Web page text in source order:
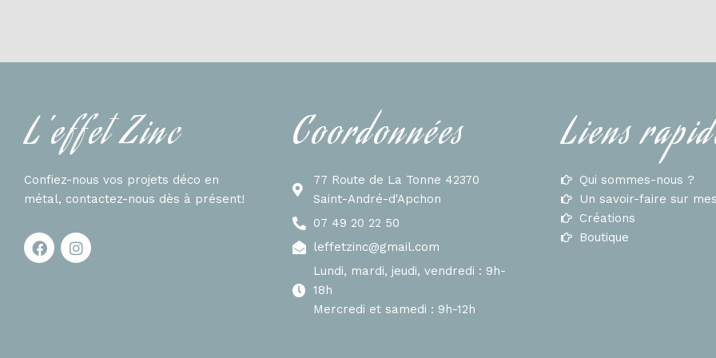
L'effet Zinc
Confiez-nous vos projets déco en
métal, contactez-nous dès à présent!
Coordonnées
77 Route de La Tonne 42370
Saint-André-d'Apchon
07 49 20 22 50
leffetzinc@gmail.com
Lundi, mardi, jeudi, vendredi : 9h-
18h
Mercredi et samedi : 9h-12h
Liens
Qui sommes-nous ?
Un savoir-faire sur
Créations
Boutique